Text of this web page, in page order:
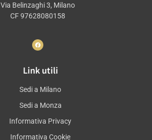
Via Belinzaghi 3, Milano
CF 97628080158
Link utili
Sedi a Milano
Sedi a Monza
Informativa Privacy
Informativa Cookie